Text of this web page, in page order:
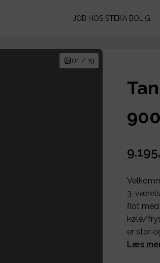
JOB HOS STEKA BOLIG
01 / 19
3-
flot
køle/
er stor
Læs